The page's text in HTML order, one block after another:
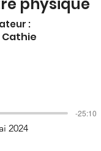
:
Cathie
-25:10
2024